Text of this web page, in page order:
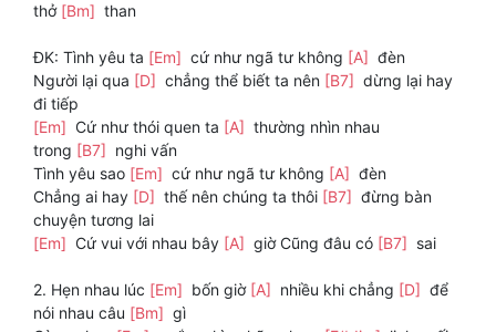
thở [Bm] than
ĐK: Tình yêu ta [Em] cứ như ngã tư không [A] đèn
Người lại qua [D] chẳng thể biết ta nên [B7] dừng lại hay
đi tiếp
[Em] Cứ như thói quen ta [A] thường nhìn nhau
trong [B7] nghi vấn
Tình yêu sao [Em] cứ như ngã tư không [A] đèn
Chẳng ai hay [D] thế nên chúng ta thôi [B7] đừng bàn
chuyện tương lai
[Em] Cứ vui với nhau bây [A] giờ Cũng đâu có [B7] sai
2. Hẹn nhau lúc [Em] bốn giờ [A] nhiều khi chẳng [D] để
nói nhau câu [Bm] gì